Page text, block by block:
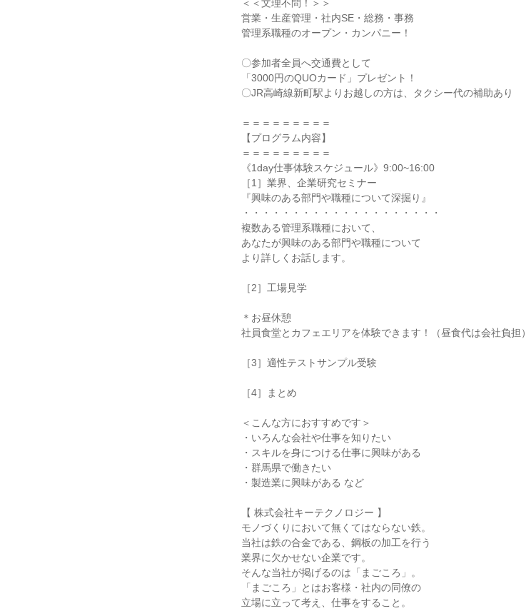
＜＜文理不問！＞＞
営業・生産管理・社内SE・総務・事務
管理系職種のオープン・カンパニー！
〇参加者全員へ交通費として
「3000円のQUOカード」プレゼント！
〇JR高崎線新町駅よりお越しの方は、タクシー代の補助あり
＝＝＝＝＝＝＝＝＝
【プログラム内容】
＝＝＝＝＝＝＝＝＝
《1day仕事体験スケジュール》9:00~16:00
［1］業界、企業研究セミナー
『興味のある部門や職種について深掘り』
・・・・・・・・・・・・・・・・・・・・
複数ある管理系職種において、
あなたが興味のある部門や職種について
より詳しくお話します。
［2］工場見学
＊お昼休憩
社員食堂とカフェエリアを体験できます！（昼食代は会社負担）
［3］適性テストサンプル受験
［4］まとめ
＜こんな方におすすめです＞
・いろんな会社や仕事を知りたい
・スキルを身につける仕事に興味がある
・群馬県で働きたい
・製造業に興味がある など
【 株式会社キーテクノロジー 】
モノづくりにおいて無くてはならない鉄。
当社は鉄の合金である、鋼板の加工を行う
業界に欠かせない企業です。
そんな当社が掲げるのは「まごころ」。
「まごころ」とはお客様・社内の同僚の
立場に立って考え、仕事をすること。